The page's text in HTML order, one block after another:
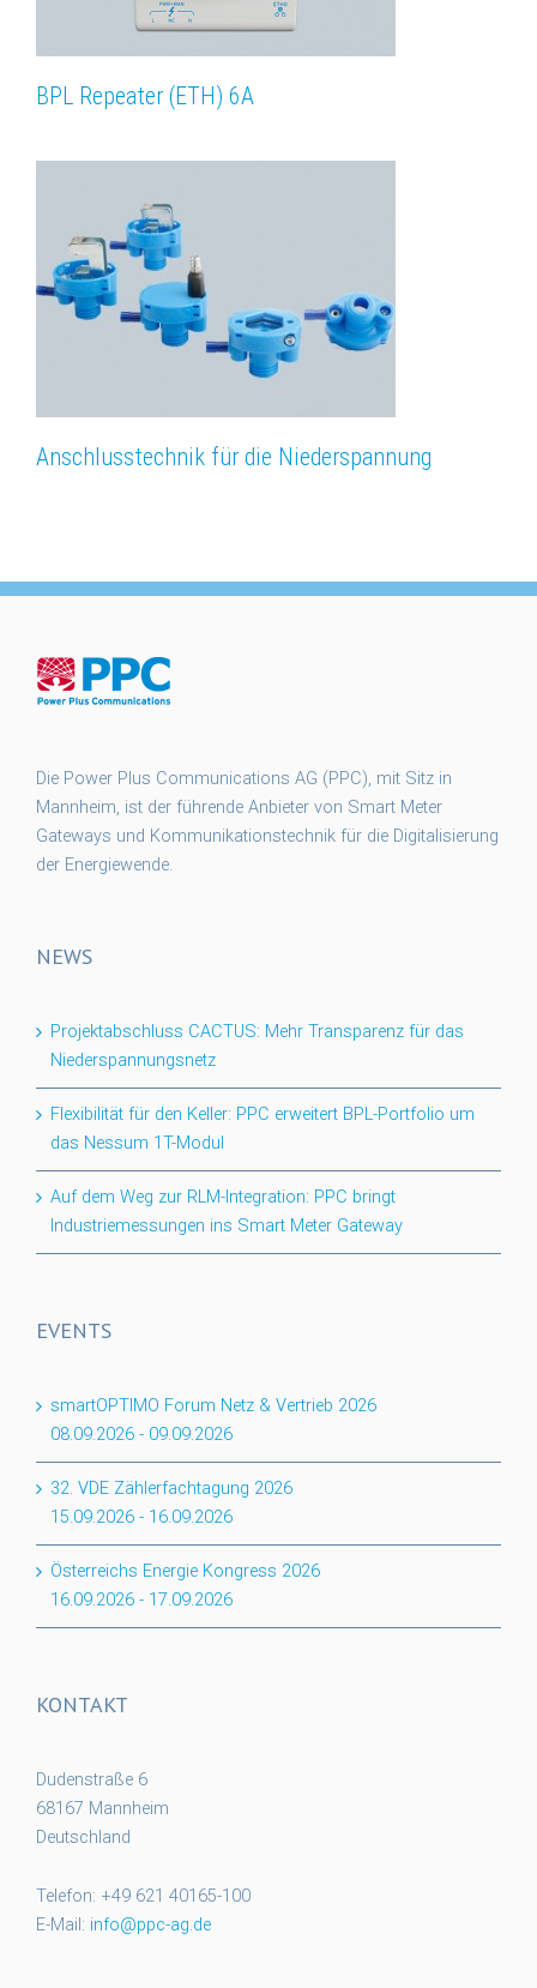
BPL Repeater (ETH) 6A
Anschlusstechnik für die Niederspannung
Die Power Plus Communications AG (PPC), mit Sitz in
Mannheim, ist der führende Anbieter von Smart Meter
Gateways und Kommunikationstechnik für die Digitalisierung
der Energiewende.
NEWS
Projektabschluss CACTUS: Mehr Transparenz für das
Niederspannungsnetz
Flexibilität für den Keller: PPC erweitert BPL-Portfolio um
das Nessum 1T-Modul
Auf dem Weg zur RLM-Integration: PPC bringt
Industriemessungen ins Smart Meter Gateway
EVENTS
smartOPTIMO Forum Netz & Vertrieb 2026
08.09.2026 - 09.09.2026
32. VDE Zählerfachtagung 2026
15.09.2026 - 16.09.2026
Österreichs Energie Kongress 2026
16.09.2026 - 17.09.2026
KONTAKT
Dudenstraße 6
68167 Mannheim
Deutschland
Telefon: +49 621 40165-100
E-Mail: info@ppc-ag.de